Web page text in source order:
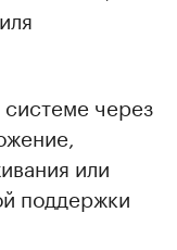
системе через
или
поддержки